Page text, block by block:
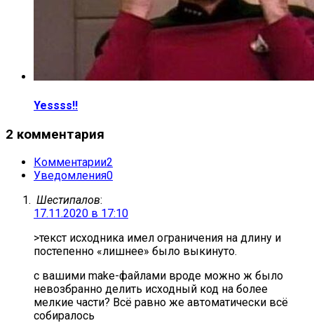
Yessss!!
2 комментария
Комментарии2
Уведомления0
Шестипалов:
17.11.2020 в 17:10
>текст исходника имел ограничения на длину и
постепенно «лишнее» было выкинуто.
с вашими make-файлами вроде можно ж было
невозбранно делить исходный код на более
мелкие части? Всё равно же автоматически всё
собиралось